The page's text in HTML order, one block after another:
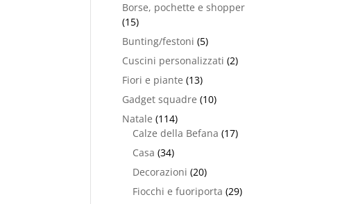
Borse, pochette e shopper
(15)
Bunting/festoni (5)
Cuscini personalizzati (2)
Fiori e piante (13)
Gadget squadre (10)
Natale (114)
Calze della Befana (17)
Casa (34)
Decorazioni (20)
Fiocchi e fuoriporta (29)